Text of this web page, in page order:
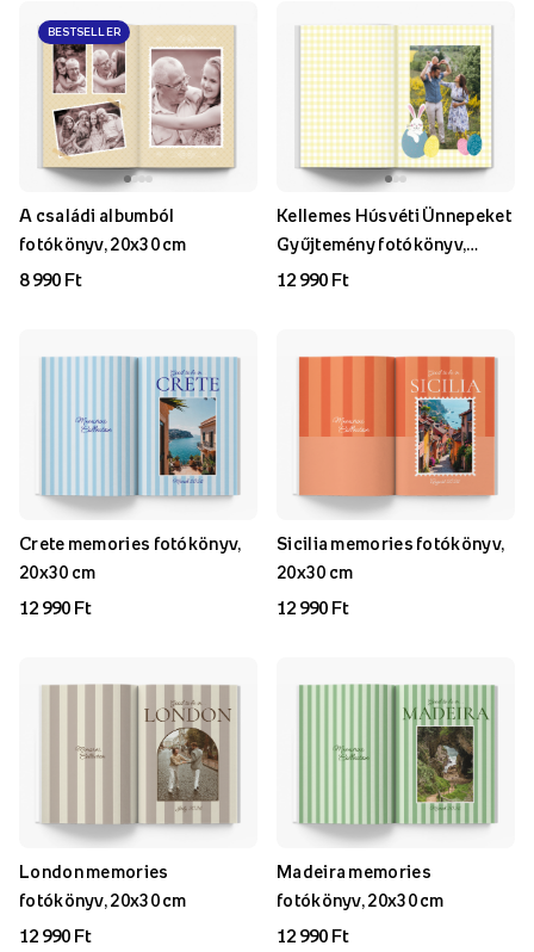
BESTSELLER
A családi albumból
fotókönyv, 20x30 cm
8 990 Ft
Kellemes Húsvéti Ünnepeket
Gyűjtemény fotókönyv,
20x30 cm
12 990 Ft
Crete memories fotókönyv,
20x30 cm
12 990 Ft
Sicilia memories fotókönyv,
20x30 cm
12 990 Ft
London memories
fotókönyv, 20x30 cm
12 990 Ft
Madeira memories
fotókönyv, 20x30 cm
12 990 Ft